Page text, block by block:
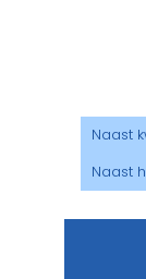
Naast
Naast